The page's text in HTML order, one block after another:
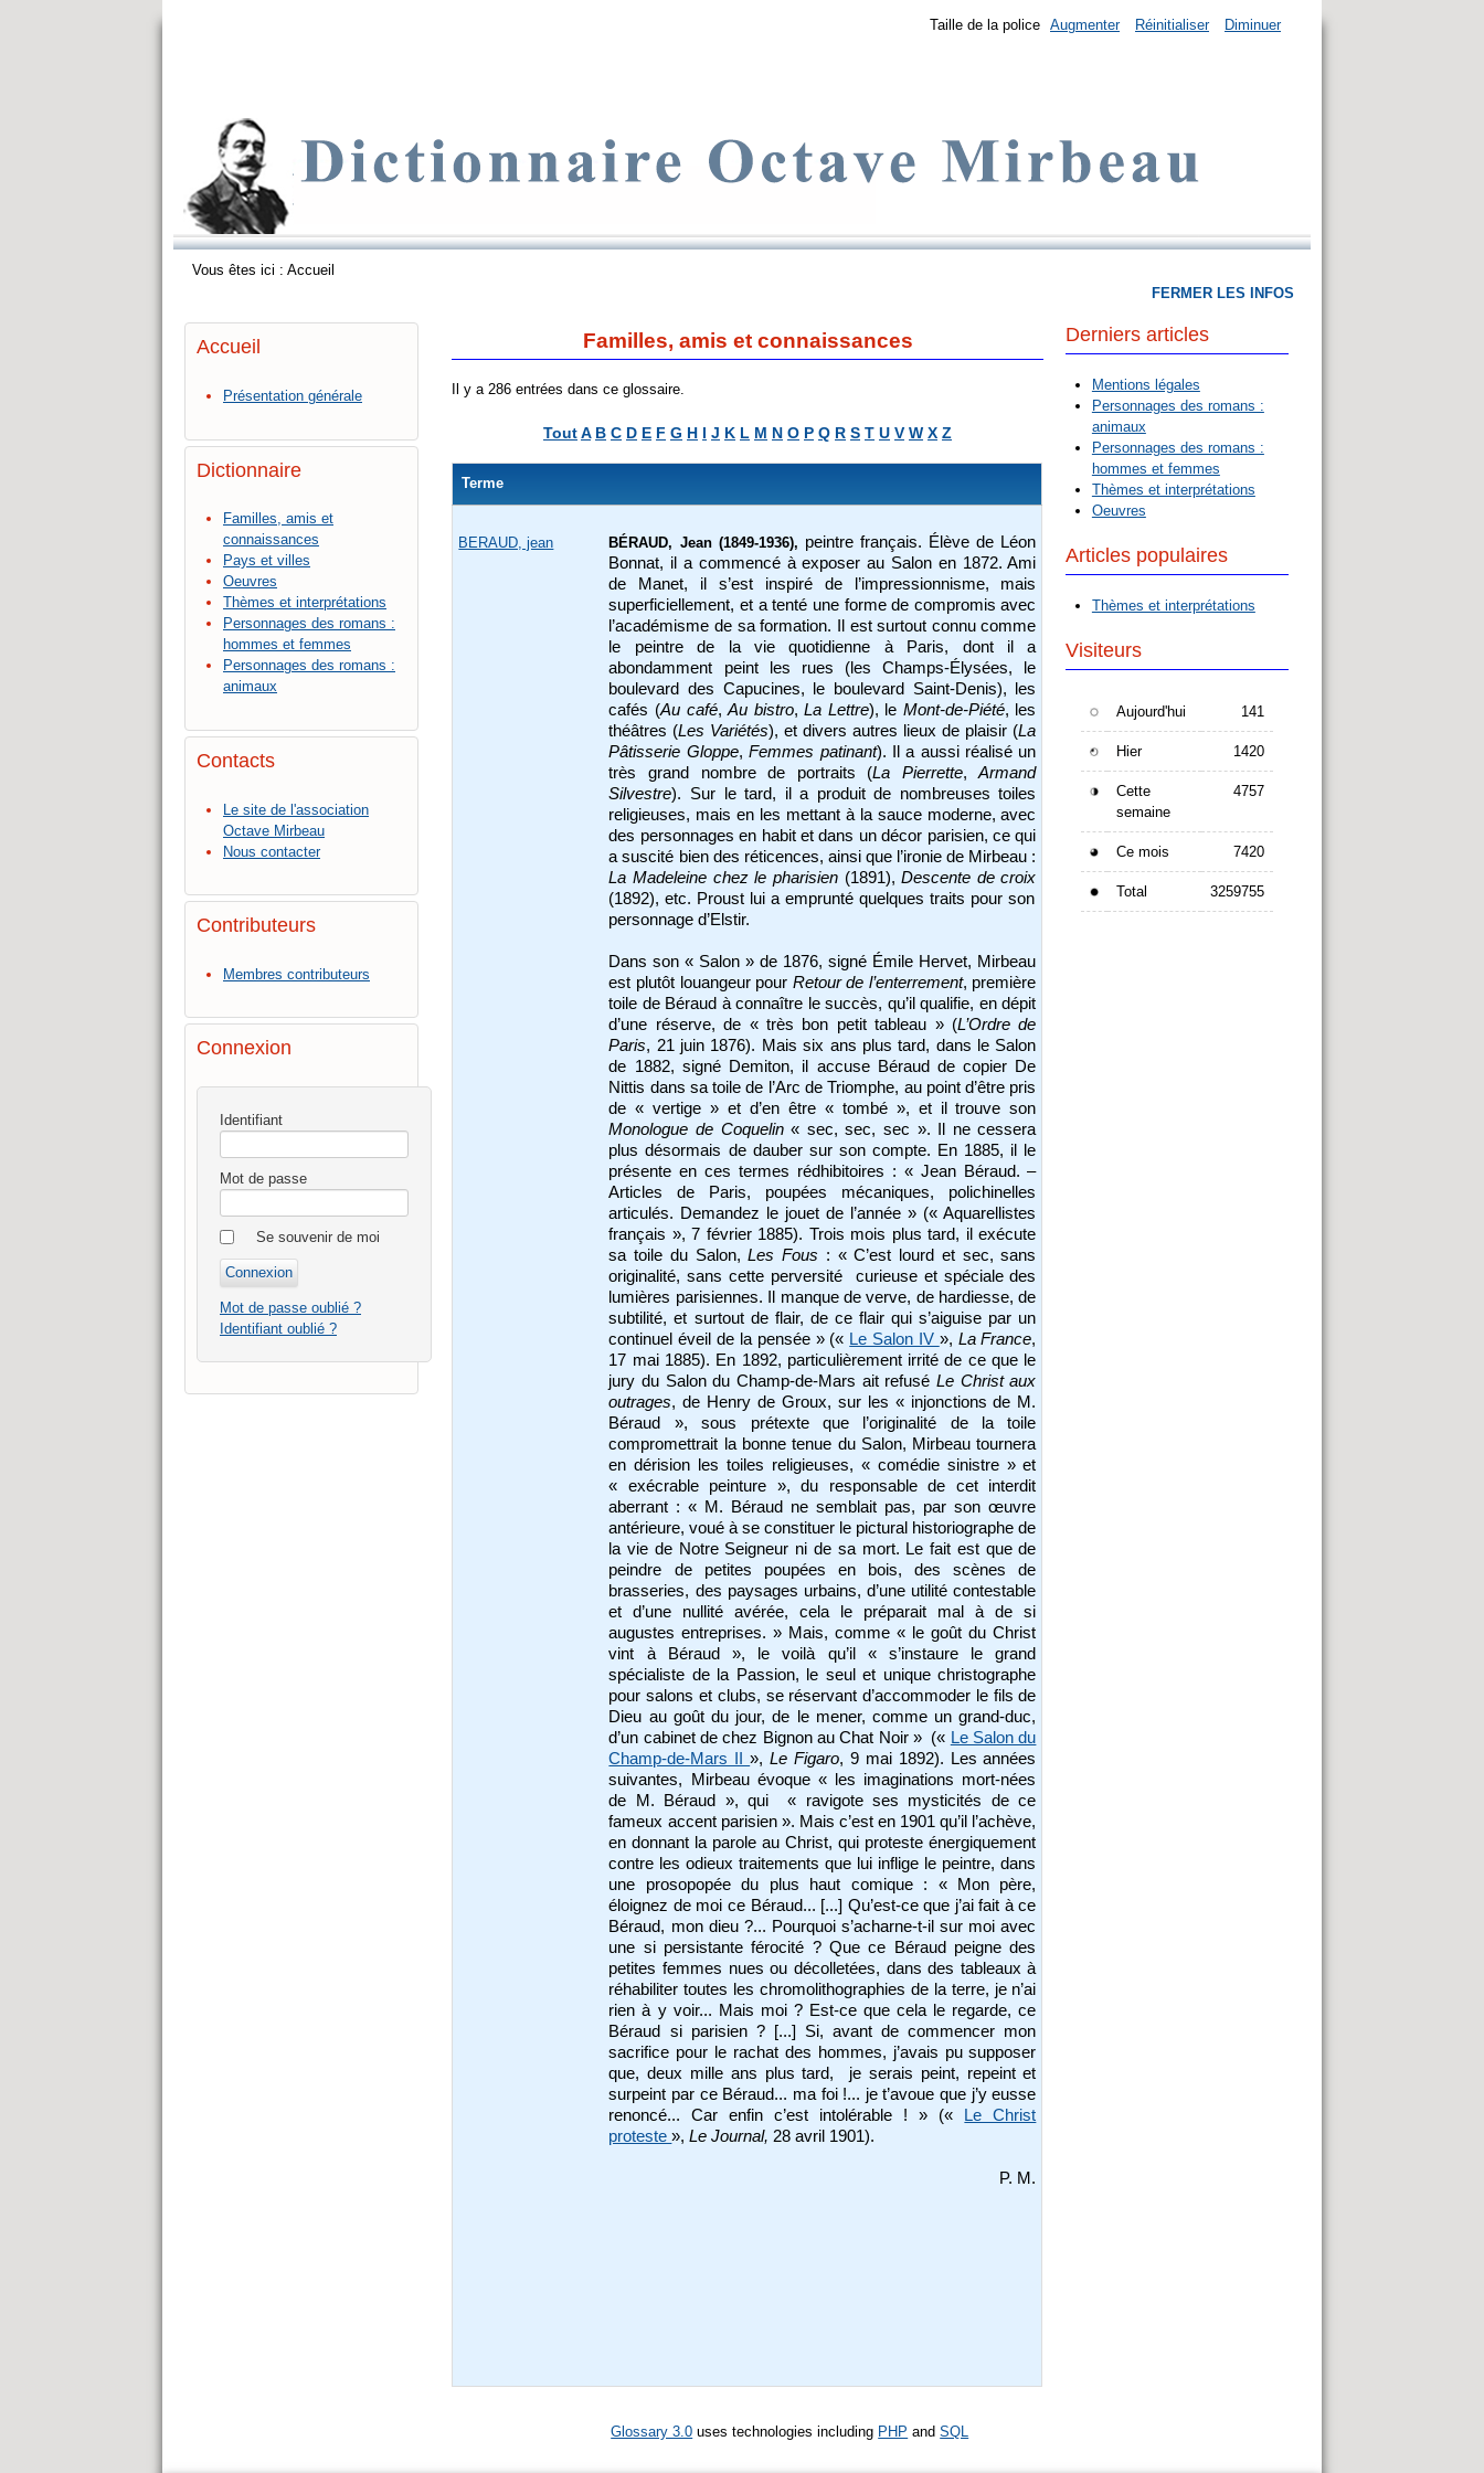
Taille de la police Augmenter Réinitialiser Diminuer
Vous êtes ici : Accueil
Accueil
Présentation générale
Dictionnaire
Familles, amis et
connaissances
Pays et villes
Oeuvres
Thèmes et interprétations
Personnages des romans :
hommes et femmes
Personnages des romans :
animaux
Contacts
Le site de l'association
Octave Mirbeau
Nous contacter
Contributeurs
Membres contributeurs
Connexion
Identifiant
Mot de passe
Se souvenir de moi
Mot de passe oublié ?
Identifiant oublié ?
Familles, amis et connaissances
Il y a 286 entrées dans ce glossaire.
ToutA B C D E F G H I J K L M N O P Q R S T U V W X Z
Terme
BERAUD, jean BÉRAUD, Jean (1849-1936), peintre français. Élève de Léon
Bonnat, il a commencé à exposer au Salon en 1872. Ami
de Manet, il s’est inspiré de l’impressionnisme, mais
superficiellement, et a tenté une forme de compromis avec
l’académisme de sa formation. Il est surtout connu comme
le peintre de la vie quotidienne à Paris, dont il a
abondamment peint les rues (les Champs-Élysées, le
boulevard des Capucines, le boulevard Saint-Denis), les
cafés (Au café,Au bistro,La Lettre), le Mont-de-Piété, les
théâtres (Les Variétés), et divers autres lieux de plaisir (La
Pâtisserie Gloppe,Femmes patinant). Il a aussi réalisé un
très grand nombre de portraits (La Pierrette,Armand
Silvestre). Sur le tard, il a produit de nombreuses toiles
religieuses, mais en les mettant à la sauce moderne, avec
des personnages en habit et dans un décor parisien, ce qui
a suscité bien des réticences, ainsi que l’ironie de Mirbeau :
La Madeleine chez le pharisien(1891),Descente de croix
(1892), etc. Proust lui a emprunté quelques traits pour son
personnage d’Elstir.
Dans son « Salon » de 1876, signé Émile Hervet, Mirbeau
est plutôt louangeur pour Retour de l’enterrement, première
toile de Béraud à connaître le succès, qu’il qualifie, en dépit
d’une réserve, de « très bon petit tableau » (L’Ordre de
Paris, 21 juin 1876). Mais six ans plus tard, dans le Salon
de 1882, signé Demiton, il accuse Béraud de copier De
Nittis dans sa toile de l’Arc de Triomphe, au point d’être pris
de « vertige » et d’en être « tombé », et il trouve son
Monologue de Coquelin« sec, sec, sec ». Il ne cessera
plus désormais de dauber sur son compte. En 1885, il le
présente en ces termes rédhibitoires : « Jean Béraud. –
Articles de Paris, poupées mécaniques, polichinelles
articulés. Demandez le jouet de l’année » (« Aquarellistes
français », 7 février 1885). Trois mois plus tard, il exécute
sa toile du Salon,Les Fous : « C’est lourd et sec, sans
originalité, sans cette perversité curieuse et spéciale des
lumières parisiennes. Il manque de verve, de hardiesse, de
subtilité, et surtout de flair, de ce flair qui s’aiguise par un
continuel éveil de la pensée » (« Le Salon IV », La France,
17 mai 1885). En 1892, particulièrement irrité de ce que le
jury du Salon du Champ-de-Mars ait refuséLe Christ aux
outrages, de Henry de Groux, sur les « injonctions de M.
Béraud », sous prétexte que l’originalité de la toile
compromettrait la bonne tenue du Salon, Mirbeau tournera
en dérision les toiles religieuses, « comédie sinistre » et
« exécrable peinture », du responsable de cet interdit
aberrant : « M. Béraud ne semblait pas, par son œuvre
antérieure, voué à se constituer le pictural historiographe de
la vie de Notre Seigneur ni de sa mort. Le fait est que de
peindre de petites poupées en bois, des scènes de
brasseries, des paysages urbains, d’une utilité contestable
et d’une nullité avérée, cela le préparait mal à de si
augustes entreprises. » Mais, comme « le goût du Christ
vint à Béraud », le voilà qu’il « s’instaure le grand
spécialiste de la Passion, le seul et unique christographe
pour salons et clubs, se réservant d’accommoder le fils de
Dieu au goût du jour, de le mener, comme un grand-duc,
d’un cabinet de chez Bignon au Chat Noir » (« Le Salon du
Champ-de-Mars II»,Le Figaro, 9 mai 1892). Les années
suivantes, Mirbeau évoque « les imaginations mort-nées
de M. Béraud », qui « ravigote ses mysticités de ce
fameux accent parisien ». Mais c’est en 1901 qu’il l’achève,
en donnant la parole au Christ, qui proteste énergiquement
contre les odieux traitements que lui inflige le peintre, dans
une prosopopée du plus haut comique : « Mon père,
éloignez de moi ce Béraud... [...] Qu’est-ce que j’ai fait à ce
Béraud, mon dieu ?... Pourquoi s’acharne-t-il sur moi avec
une si persistante férocité ? Que ce Béraud peigne des
petites femmes nues ou décolletées, dans des tableaux à
réhabiliter toutes les chromolithographies de la terre, je n’ai
rien à y voir... Mais moi ? Est-ce que cela le regarde, ce
Béraud si parisien ? [...] Si, avant de commencer mon
sacrifice pour le rachat des hommes, j’avais pu supposer
que, deux mille ans plus tard, je serais peint, repeint et
surpeint par ce Béraud... ma foi !... je t’avoue que j’y eusse
renoncé... Car enfin c’est intolérable ! » («
Le Christ
proteste»,Le Journal, 28 avril 1901).
P. M.
Glossary 3.0 uses technologies including PHP andSQL
FERMER LES INFOS
Derniers articles
Mentions légales
Personnages des romans :
animaux
Personnages des romans :
hommes et femmes
Thèmes et interprétations
Oeuvres
Articles populaires
Thèmes et interprétations
Visiteurs
Aujourd'hui 141
Hier 1420
Cette
semaine
4757
Ce mois 7420
Total 3259755